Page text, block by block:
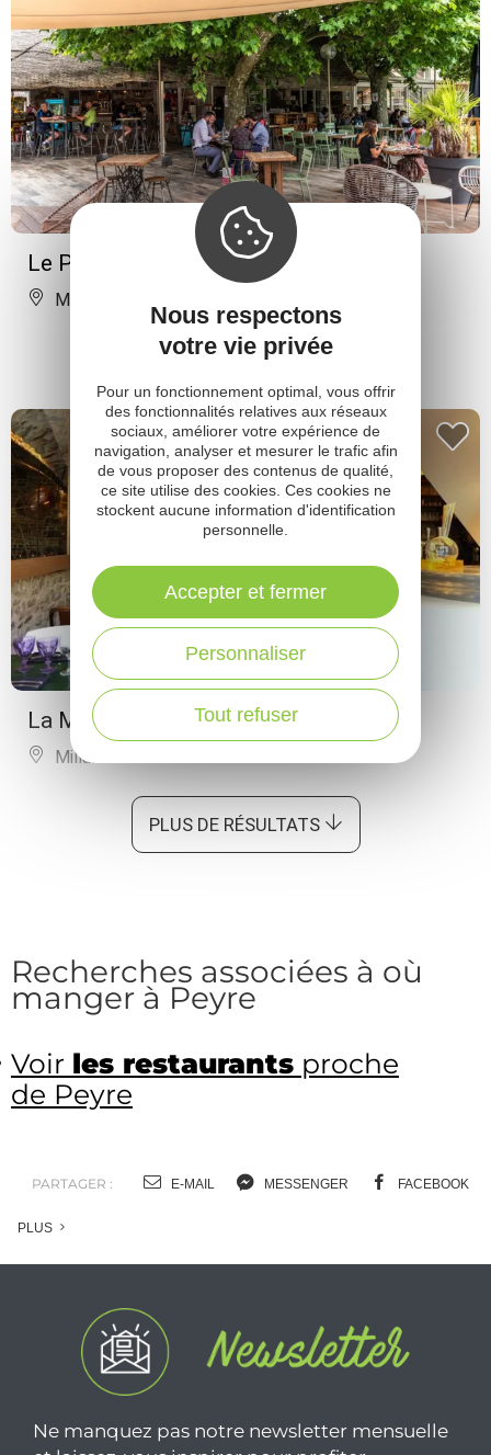
Le Phileas Fogg
Millau
La Mangeoire
Millau
PLUS DE RÉSULTATS
Recherches associées à où
manger à Peyre
Voir les restaurants proche
de Peyre
PARTAGER : E-MAIL MESSENGER FACEBOOK
PLUS
Ne manquez pas notre newsletter mensuelle
Nous respectons
votre vie privée
Pour un fonctionnement optimal, vous offrir
des fonctionnalités relatives aux réseaux
sociaux, améliorer votre expérience de
navigation, analyser et mesurer le trafic afin
de vous proposer des contenus de qualité,
ce site utilise des cookies. Ces cookies ne
stockent aucune information d'identification
personnelle.
Tout refuser
Personnaliser
Accepter et fermer